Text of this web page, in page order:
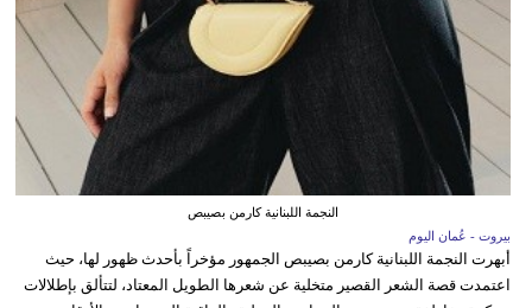
النجمة اللبنانية كارمن بصيبص
بيروت - عُمان اليوم
أبهرت النجمة اللبنانية كارمن بصيبص الجمهور مؤخراً بأحدث ظهور لها، حيث
اعتمدت قصة الشعر القصير متخلية عن شعرها الطويل المعتاد، لتتألق بإطلالات